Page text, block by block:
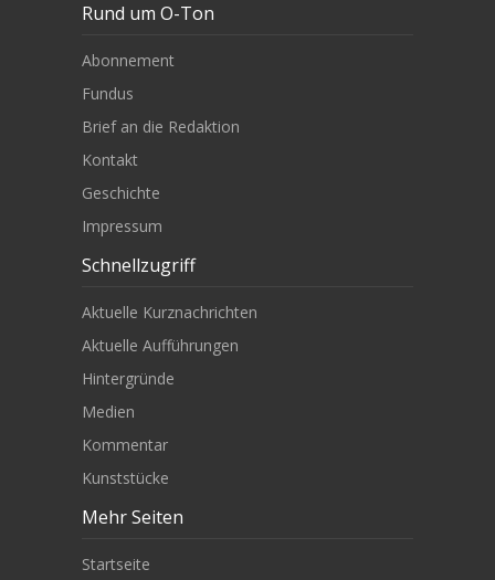
Rund um O-Ton
Abonnement
Fundus
Brief an die Redaktion
Kontakt
Geschichte
Impressum
Schnellzugriff
Aktuelle Kurznachrichten
Aktuelle Aufführungen
Hintergründe
Medien
Kommentar
Kunststücke
Mehr Seiten
Startseite